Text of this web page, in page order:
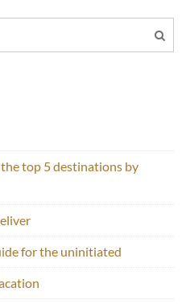
top 5 destinations by
for the uninitiated